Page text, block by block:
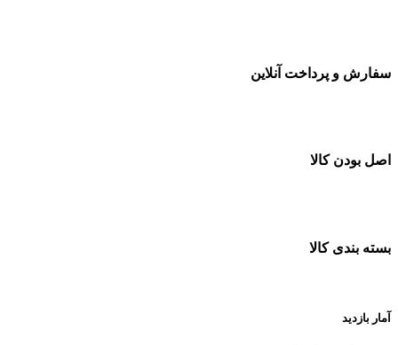
سفارش و پرداخت آنلاین
اصل بودن کالا
بسته بندی کالا
آمار بازدید